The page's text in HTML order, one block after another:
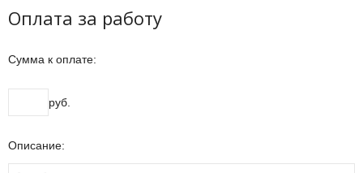
Оплата за работу
Сумма к оплате:
руб.
Описание: